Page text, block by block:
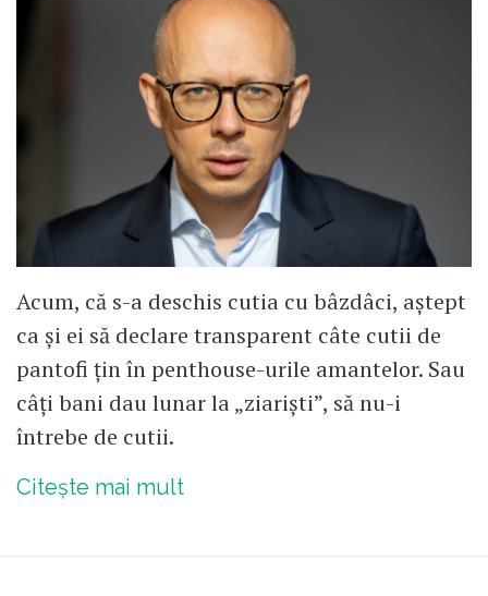
Acum, că s-a deschis cutia cu bâzdâci, aștept
ca și ei să declare transparent câte cutii de
pantofi țin în penthouse-urile amantelor. Sau
câți bani dau lunar la „ziariști”, să nu-i
întrebe de cutii.
Citește mai mult